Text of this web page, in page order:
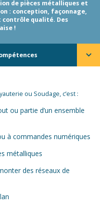
de pièces métalliques et
: conception, façonnage,
contrôle qualité. Des
!
ou Soudage, c’est :
ou partie d’un ensemble
à commandes numériques
métalliques
des réseaux de